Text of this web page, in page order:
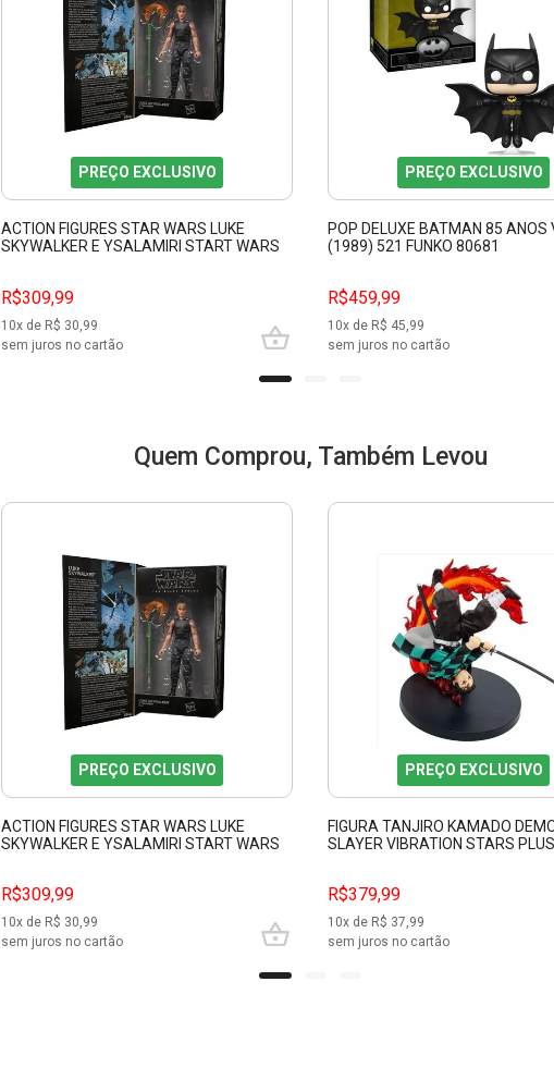
PREÇO EXCLUSIVO
ACTION FIGURES STAR WARS LUKE
SKYWALKER E YSALAMIRI START WARS
R$309,99
10x de R$ 30,99
sem juros no cartão
PREÇO EXCLUSIVO
POP DELUXE BATMAN 85 ANOS
(1989) 521 FUNKO 80681
R$459,99
10x de R$ 45,99
sem juros no cartão
Quem Comprou, Também Levou
PREÇO EXCLUSIVO
ACTION FIGURES STAR WARS LUKE
SKYWALKER E YSALAMIRI START WARS
R$309,99
10x de R$ 30,99
sem juros no cartão
PREÇO EXCLUSIVO
FIGURA TANJIRO KAMADO
SLAYER VIBRATION STARS
R$379,99
10x de R$ 37,99
sem juros no cartão